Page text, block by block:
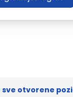
otvorene